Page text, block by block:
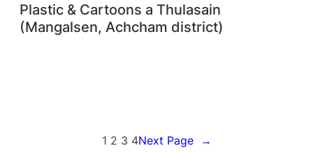
Plastic & Cartoons a Thulasain
(Mangalsen, Achcham district)
1 2 3 4Next Page →